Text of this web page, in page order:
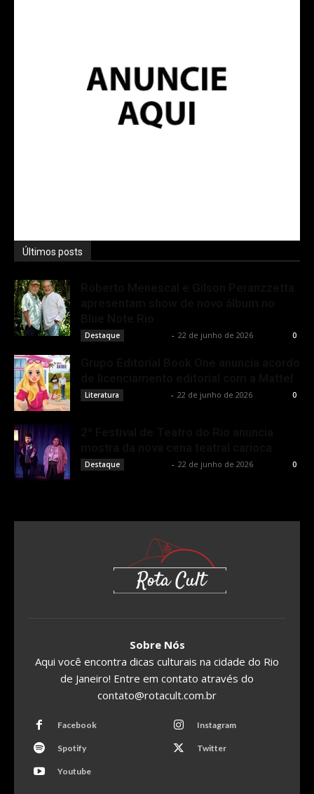
Últimos posts
Destaque - 22 de junho de 2026 0
Literatura - 22 de junho de 2026 0
Destaque - 22 de junho de 2026 0
Sobre Nós
Aqui você encontra dicas culturais na cidade do Rio
de Janeiro! Entre em contato através do
contato@rotacult.com.br
Facebook Instagram
Spotify Twitter
Youtube